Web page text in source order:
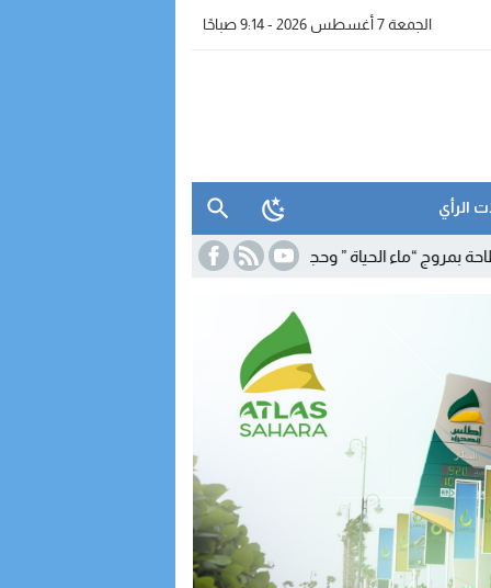
الجمعة 7 أغسطس 2026 - 9:14 صباحًا
الرأي
” وحجز معدات للتقطير 19:39 برنامج شتوي غير مسبوق لـ”رايان